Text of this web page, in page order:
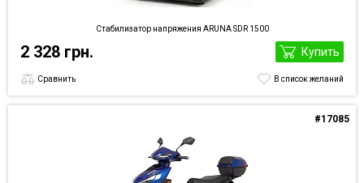
Стабилизатор напряжения ARUNA SDR 1500
2 328 грн. Купить
Сравнить В список желаний
#17085